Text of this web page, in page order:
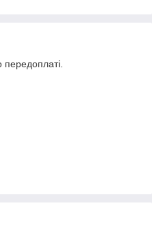
передоплаті.